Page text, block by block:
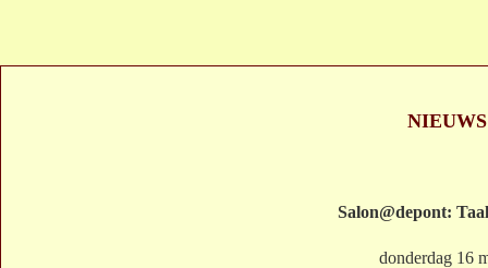
NIEUWS
Salon@depont:
donderdag 16